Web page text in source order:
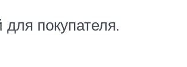
покупателя.